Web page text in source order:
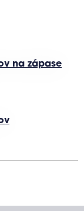
na zápase